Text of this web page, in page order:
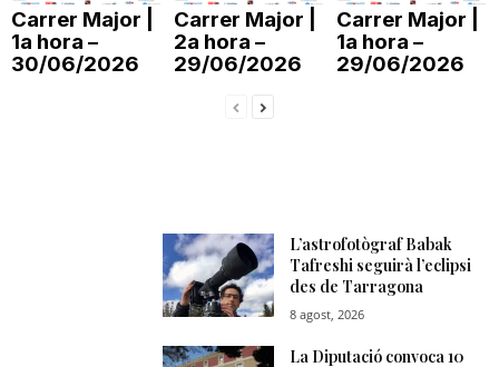
Carrer Major |
1a hora –
30/06/2026
Carrer Major |
2a hora –
29/06/2026
Carrer Major |
1a hora –
29/06/2026